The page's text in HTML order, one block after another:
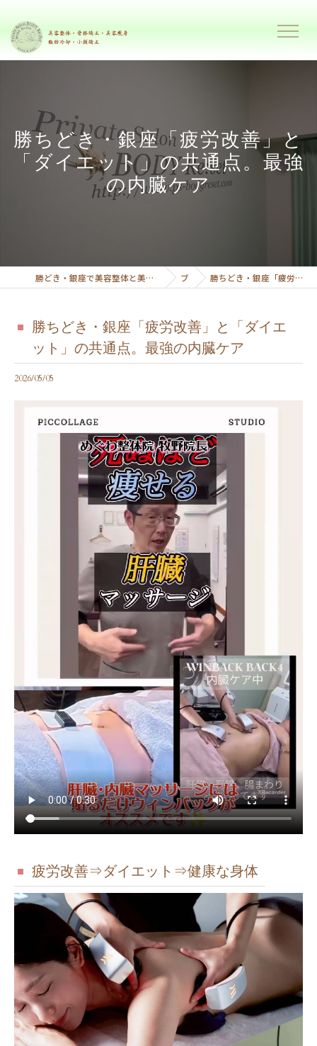
勝ちどき・銀座「疲労改善」と
「ダイエット」の共通点。最強
の内臓ケア
勝どき・銀座で美容整体と美容痩身で理想のボディーへ導くプライベートサロンボディーリセット ブログ 勝ちどき・銀座「疲労改善」と「ダイエット」の共通点。最強の内臓ケア
勝ちどき・銀座「疲労改善」と「ダイエ
ット」の共通点。最強の内臓ケア
2026/05/05
疲労改善⇒ダイエット⇒健康な身体